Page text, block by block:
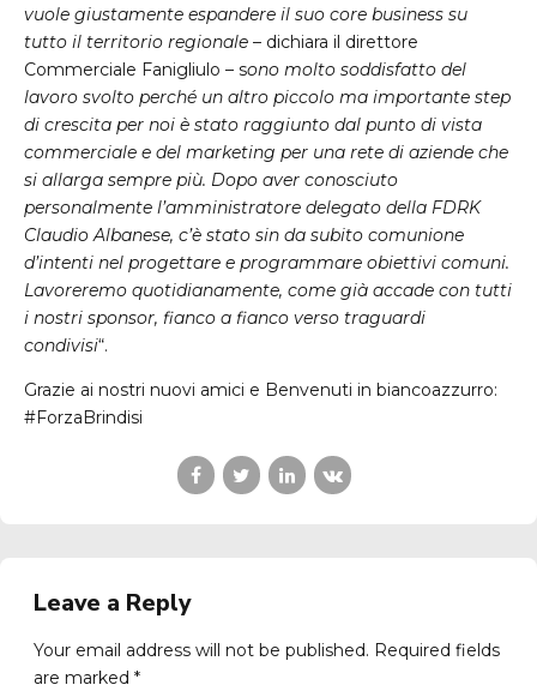
vuole giustamente espandere il suo core business su
tutto il territorio regionale – dichiara il direttore
Commerciale Fanigliulo – sono molto soddisfatto del
lavoro svolto perché un altro piccolo ma importante step
di crescita per noi è stato raggiunto dal punto di vista
commerciale e del marketing per una rete di aziende che
si allarga sempre più. Dopo aver conosciuto
personalmente l’amministratore delegato della FDRK
Claudio Albanese, c’è stato sin da subito comunione
d’intenti nel progettare e programmare obiettivi comuni.
Lavoreremo quotidianamente, come già accade con tutti
i nostri sponsor, fianco a fianco verso traguardi
condivisi“.
Grazie ai nostri nuovi amici e Benvenuti in biancoazzurro:
#ForzaBrindisi
Leave a Reply
Your email address will not be published. Required fields
are marked *